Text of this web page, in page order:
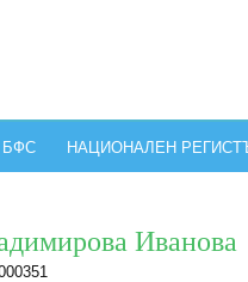
БФС НАЦИОНАЛЕН
Иванова